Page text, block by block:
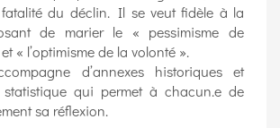
du déclin. Il se veut fidèle à la
de marier le « pessimisme de
« l’optimisme de la volonté ».
d’annexes historiques et
statistique qui permet à chacun.e de
sa réflexion.